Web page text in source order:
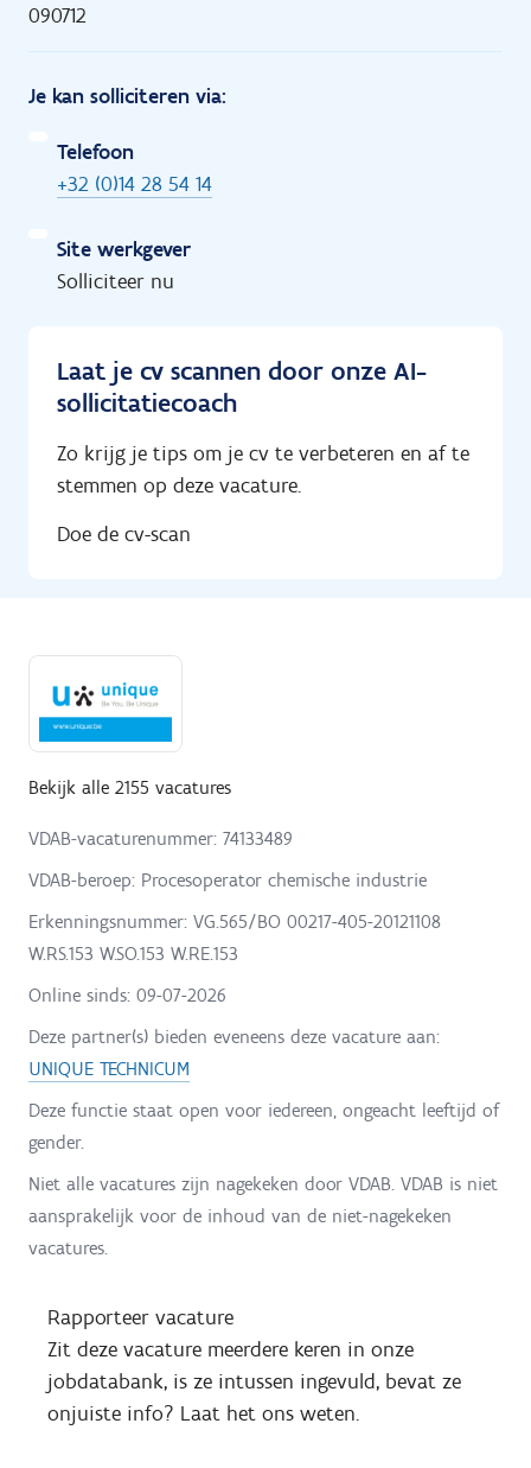
090712
Je kan solliciteren via:
Telefoon
+32 (0)14 28 54 14
Site werkgever
Solliciteer nu
Laat je cv scannen door onze AI-
sollicitatiecoach
Zo krijg je tips om je cv te verbeteren en af te
stemmen op deze vacature.
Doe de cv-scan
Bekijk alle 2155 vacatures
VDAB-vacaturenummer: 74133489
VDAB-beroep: Procesoperator chemische industrie
Erkenningsnummer: VG.565/BO 00217-405-20121108
W.RS.153 W.SO.153 W.RE.153
Online sinds: 09-07-2026
Deze partner(s) bieden eveneens deze vacature aan:
UNIQUE TECHNICUM
Deze functie staat open voor iedereen, ongeacht leeftijd of
gender.
Niet alle vacatures zijn nagekeken door VDAB. VDAB is niet
aansprakelijk voor de inhoud van de niet-nagekeken
vacatures.
Rapporteer vacature
Zit deze vacature meerdere keren in onze
jobdatabank, is ze intussen ingevuld, bevat ze
onjuiste info? Laat het ons weten.